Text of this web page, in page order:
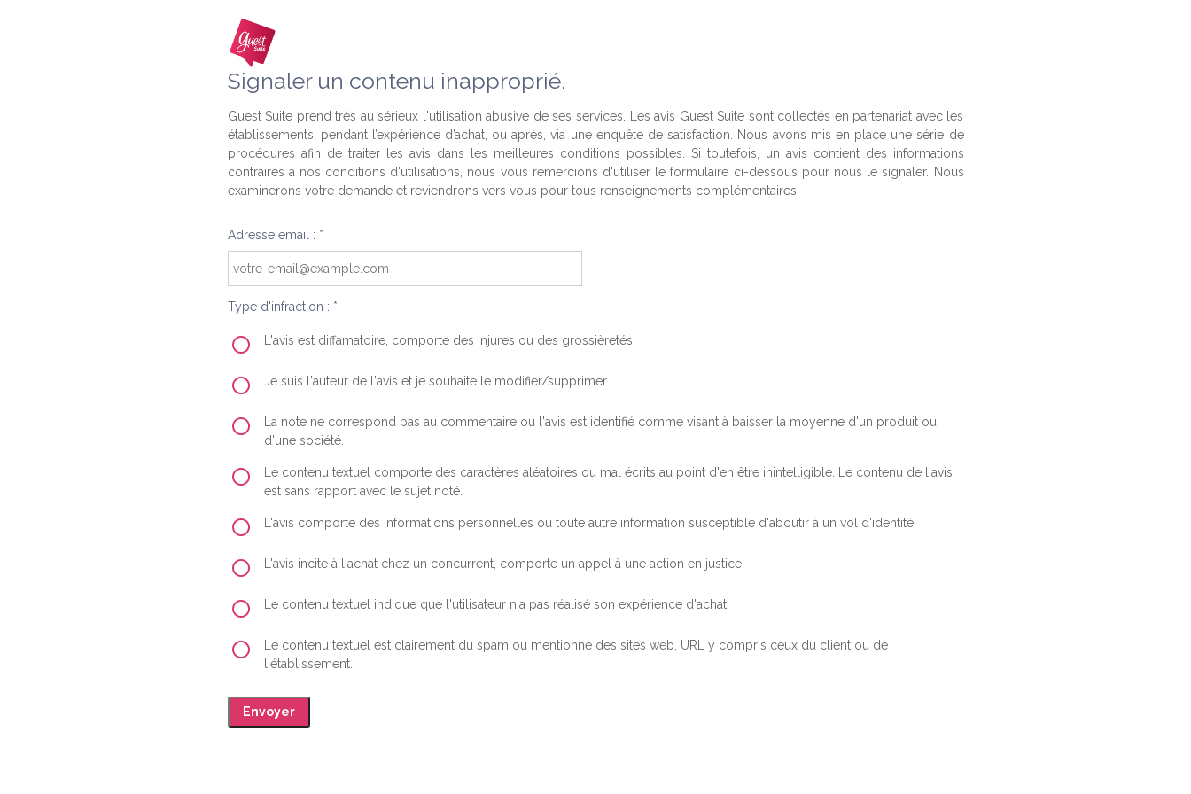
Signaler un contenu inapproprié.
Guest Suite prend très au sérieux l'utilisation abusive de ses services. Les avis Guest Suite sont collectés en partenariat avec les
établissements, pendant l’expérience d’achat, ou après, via une enquête de satisfaction. Nous avons mis en place une série de
procédures afin de traiter les avis dans les meilleures conditions possibles. Si toutefois, un avis contient des informations
contraires à nos conditions d'utilisations, nous vous remercions d'utiliser le formulaire ci-dessous pour nous le signaler. Nous
examinerons votre demande et reviendrons vers vous pour tous renseignements complémentaires.
Adresse email : *
Type d'infraction : *
L'avis est diffamatoire, comporte des injures ou des grossièretés.
Je suis l'auteur de l'avis et je souhaite le modifier/supprimer.
La note ne correspond pas au commentaire ou l'avis est identifié comme visant à baisser la moyenne d'un produit ou
d'une société.
Le contenu textuel comporte des caractères aléatoires ou mal écrits au point d'en être inintelligible. Le contenu de l'avis
est sans rapport avec le sujet noté.
L'avis comporte des informations personnelles ou toute autre information susceptible d'aboutir à un vol d'identité.
L'avis incite à l'achat chez un concurrent, comporte un appel à une action en justice.
Le contenu textuel indique que l'utilisateur n'a pas réalisé son expérience d'achat.
Le contenu textuel est clairement du spam ou mentionne des sites web, URL y compris ceux du client ou de
l'établissement.
Envoyer